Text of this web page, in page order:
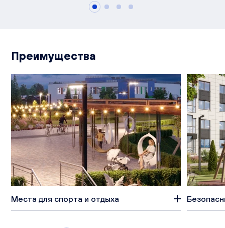
Преимущества
Места для спорта и отдыха